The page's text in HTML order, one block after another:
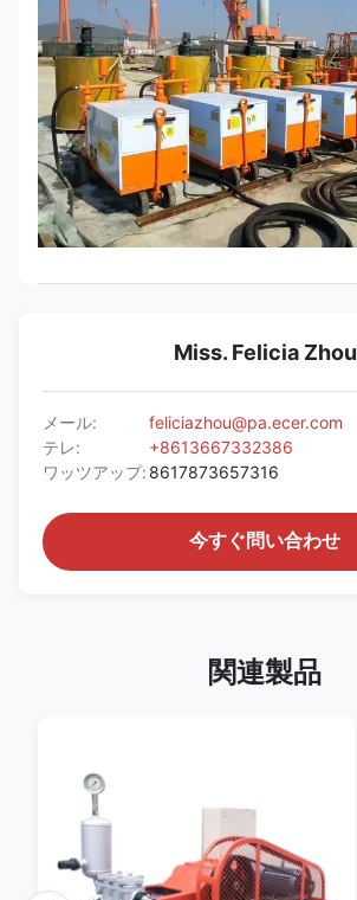
Miss. Felicia Zhou
メール:
feliciazhou@pa.ecer.com
テレ:
+8613667332386
ワッツアップ: 8617873657316
今すぐ問い合わせ
関連製品